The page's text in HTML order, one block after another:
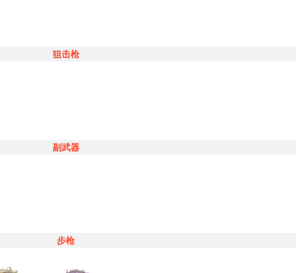
狙击枪
副武器
步枪